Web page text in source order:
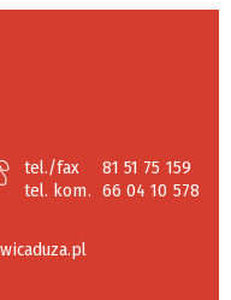
tel./fax
81 51 75 159
tel. kom. 66 04 10 578